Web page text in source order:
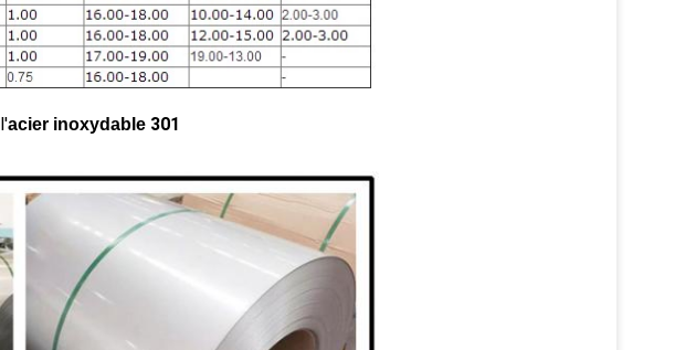
l'acier inoxydable 301